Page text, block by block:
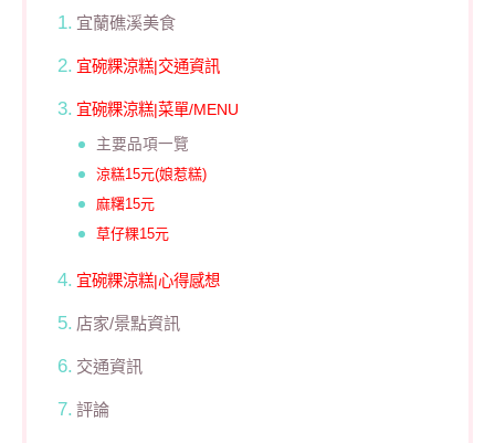
宜蘭礁溪美食
宜碗粿涼糕|交通資訊
宜碗粿涼糕|菜單/MENU
主要品項一覽
涼糕15元(娘惹糕)
麻糬15元
草仔粿15元
宜碗粿涼糕|心得感想
店家/景點資訊
交通資訊
評論